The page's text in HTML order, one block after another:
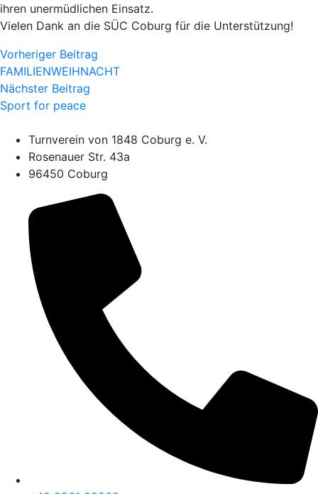
ihren unermüdlichen Einsatz.
Vielen Dank an die SÜC Coburg für die Unterstützung!
Vorheriger Beitrag
FAMILIENWEIHNACHT
Nächster Beitrag
Sport for peace
Turnverein von 1848 Coburg e. V.
Rosenauer Str. 43a
96450 Coburg